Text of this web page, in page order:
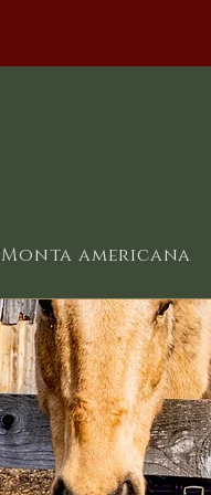
Monta americana